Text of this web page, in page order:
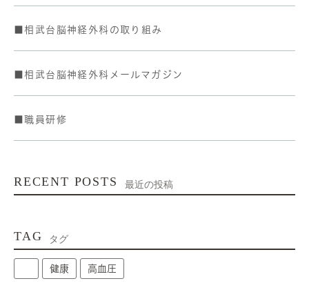
■相武台脳神経外科の取り組み
■相武台脳神経外科メールマガジン
■職員研修
RECENT POSTS 最近の投稿
TAG タグ
健康 高血圧